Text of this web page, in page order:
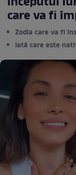
care va fi
Zodia care va fi
Iată care este